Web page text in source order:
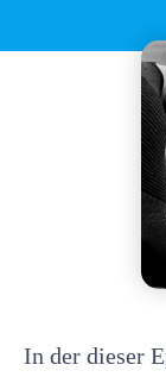
In der dieser